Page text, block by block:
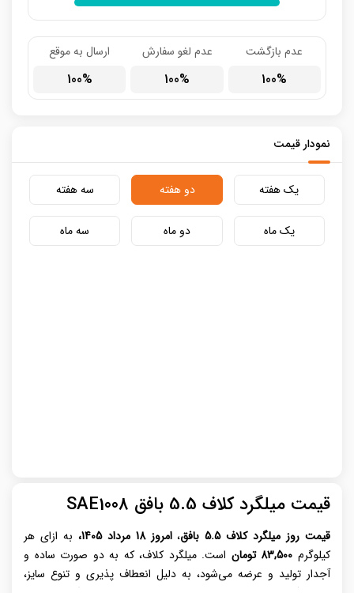
عدم بازگشت
100
عدم لغو سفارش
100
ارسال به موقع
100
نمودار قیمت
یک هفته دو هفته سه هفته
یک ماه دو ماه سه ماه
قیمت میلگرد کلاف 5.5 بافق SAE1008
قیمت روز میلگرد کلاف 5.5 بافق،امروز 18 مرداد 1405،
به ازای هر
کیلوگرم83,500 تومان
است. میلگرد کلاف، که به دو صورت ساده و
آجدار تولید و عرضه می‌شود، به دلیل انعطاف ‌پذیری و تنوع سایز،